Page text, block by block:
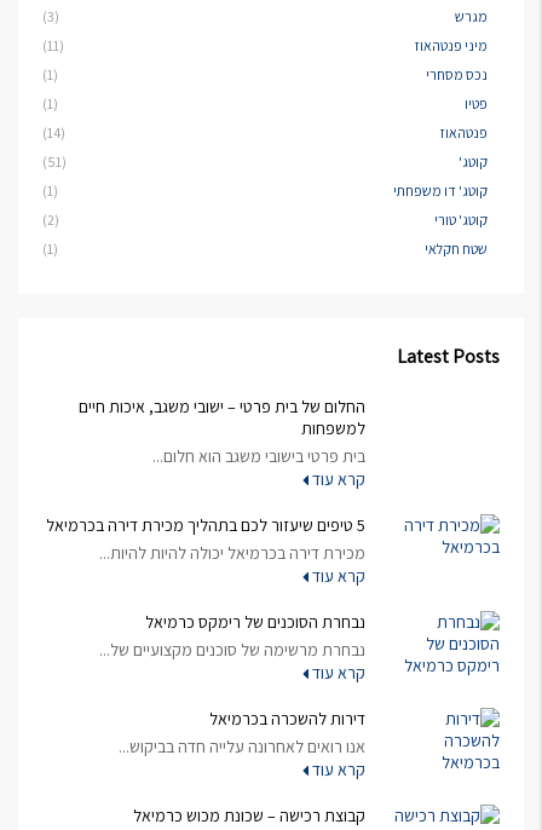
מגרש
(3)
מיני פנטהאוז
(11)
נכס מסחרי
(1)
פטיו
(1)
פנטהאוז
(14)
קוטג'
(51)
קוטג' דו משפחתי
(1)
קוטג' טורי
(2)
שטח חקלאי
(1)
Latest Posts
החלום של בית פרטי – ישובי משגב, איכות חיים
למשפחות
בית פרטי בישובי משגב הוא חלום...
קרא עוד
5 טיפים שיעזור לכם בתהליך מכירת דירה בכרמיאל
מכירת דירה בכרמיאל יכולה להיות להיות...
קרא עוד
נבחרת הסוכנים של רימקס כרמיאל
נבחרת מרשימה של סוכנים מקצועיים של...
קרא עוד
דירות להשכרה בכרמיאל
אנו רואים לאחרונה עלייה חדה בביקוש...
קרא עוד
קבוצת רכישה – שכונת מכוש כרמיאל